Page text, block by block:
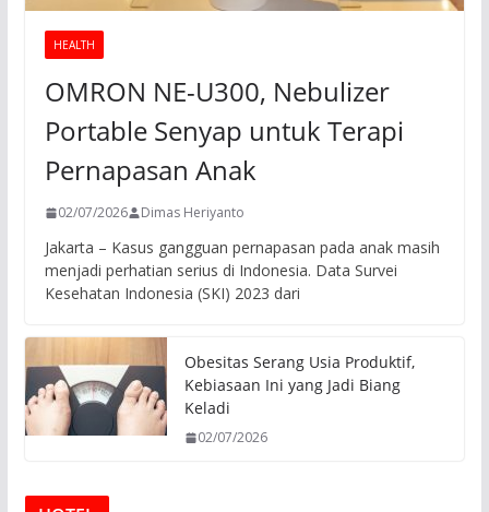
HEALTH
OMRON NE-U300, Nebulizer
Portable Senyap untuk Terapi
Pernapasan Anak
02/07/2026 Dimas Heriyanto
Jakarta – Kasus gangguan pernapasan pada anak masih
menjadi perhatian serius di Indonesia. Data Survei
Kesehatan Indonesia (SKI) 2023 dari
Obesitas Serang Usia Produktif,
Kebiasaan Ini yang Jadi Biang
Keladi
02/07/2026